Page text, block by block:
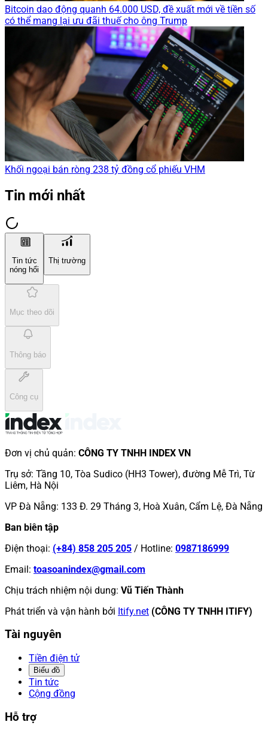
Bitcoin dao động quanh 64.000 USD, đề xuất mới về tiền số
có thể mang lại ưu đãi thuế cho ông Trump
Khối ngoại bán ròng 238 tỷ đồng cổ phiếu VHM
Tin mới nhất
Tin tức
nóng hổi
Thị trường
Mục theo dõi
Thông báo
Công cụ
Đơn vị chủ quản: CÔNG TY TNHH INDEX VN
Trụ sở: Tầng 10, Tòa Sudico (HH3 Tower), đường Mễ Trì, Từ
Liêm, Hà Nội
VP Đà Nẵng: 133 Đ. 29 Tháng 3, Hoà Xuân, Cẩm Lệ, Đà Nẵng
Ban biên tập
Điện thoại: (+84) 858 205 205 / Hotline: 0987186999
Email: toasoanindex@gmail.com
Chịu trách nhiệm nội dung: Vũ Tiến Thành
Phát triển và vận hành bởi Itify.net (CÔNG TY TNHH ITIFY)
Tài nguyên
Tiền điện tử
Biểu đồ
Tin tức
Cộng đồng
Hỗ trợ